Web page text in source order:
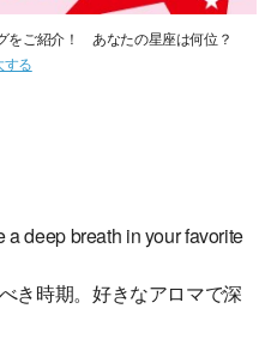
をご紹介！ あなたの星座は何位？
する
a deep breath in your favorite
き時期。好きなアロマで深